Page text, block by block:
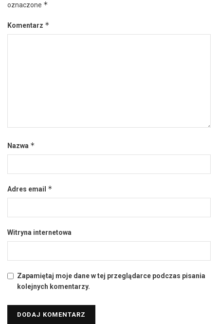
oznaczone *
Komentarz *
Nazwa *
Adres email *
Witryna internetowa
Zapamiętaj moje dane w tej przeglądarce podczas pisania
kolejnych komentarzy.